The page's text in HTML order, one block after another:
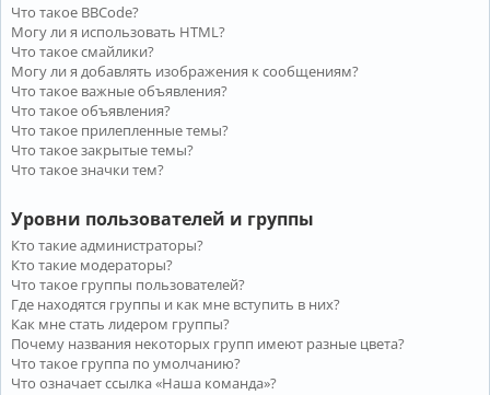
Что такое BBCode?
Могу ли я использовать HTML?
Что такое смайлики?
Могу ли я добавлять изображения к сообщениям?
Что такое важные объявления?
Что такое объявления?
Что такое прилепленные темы?
Что такое закрытые темы?
Что такое значки тем?
Уровни пользователей и группы
Кто такие администраторы?
Кто такие модераторы?
Что такое группы пользователей?
Где находятся группы и как мне вступить в них?
Как мне стать лидером группы?
Почему названия некоторых групп имеют разные цвета?
Что такое группа по умолчанию?
Что означает ссылка «Наша команда»?